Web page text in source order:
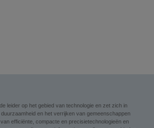
leider op het gebied van technologie en zet zich in
en het verrijken van gemeenschappen
efficiënte, compacte en precisietechnologieën en